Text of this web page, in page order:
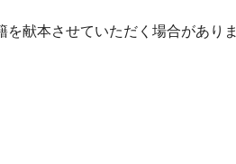
献本させていただく場合がありま